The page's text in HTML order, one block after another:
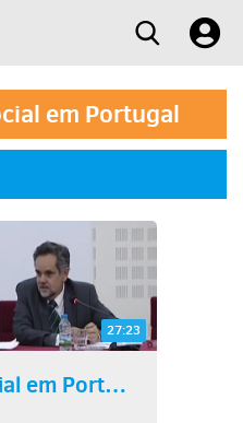
em Portugal
27:23
A Situção Social em Portugal